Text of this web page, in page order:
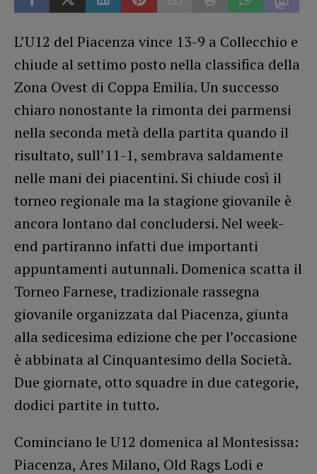
L’U12 del Piacenza vince 13-9 a Collecchio e
chiude al settimo posto nella classifica della
Zona Ovest di Coppa Emilia. Un successo
chiaro nonostante la rimonta dei parmensi
nella seconda metà della partita quando il
risultato, sull’11-1, sembrava saldamente
nelle mani dei piacentini. Si chiude così il
torneo regionale ma la stagione giovanile è
ancora lontano dal concludersi. Nel week-
end partiranno infatti due importanti
appuntamenti autunnali. Domenica scatta il
Torneo Farnese, tradizionale rassegna
giovanile organizzata dal Piacenza, giunta
alla sedicesima edizione che per l’occasione
è abbinata al Cinquantesimo della Società.
Due giornate, otto squadre in due categorie,
dodici partite in tutto.
Cominciano le U12 domenica al Montesissa:
Piacenza, Ares Milano, Old Rags Lodi e